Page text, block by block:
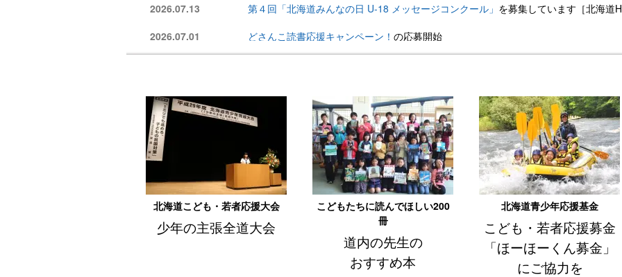
2026.07.13
第４回「北海道みんなの日 U-18 メッセージコンクール」 を募集しています［北海道
2026.07.01
どさんこ読書応援キャンペーン！ の応募開始
2026.06.25
情報公開
を更新しました（令和７年度事業報告・決算等 掲載）
2026.06.23
令和8年度「こどもたちに読んでほしい200冊」 の図書目録を掲載しました
北海道こども・若者応援メンターシップ協定締結式
を執り行いました
2025.05.18
北海道こども・若者応援メンターシップ協定締結式
のお知らせ
2026.05.12
令和８年度 どさんこ若者応援プロジェクト交付金交付事業の募集開始
令和８年度 北海道こども・若者応援交付金及び顕彰
の募集開始
北海道こども・若者応援大会
少年の主張全道大会
こどもたちに読んでほしい200
冊
道内の先生の
おすすめ本
北海道青少年応援基金
こども・若者応援募金
「ほーほーくん募金」
にご協力を